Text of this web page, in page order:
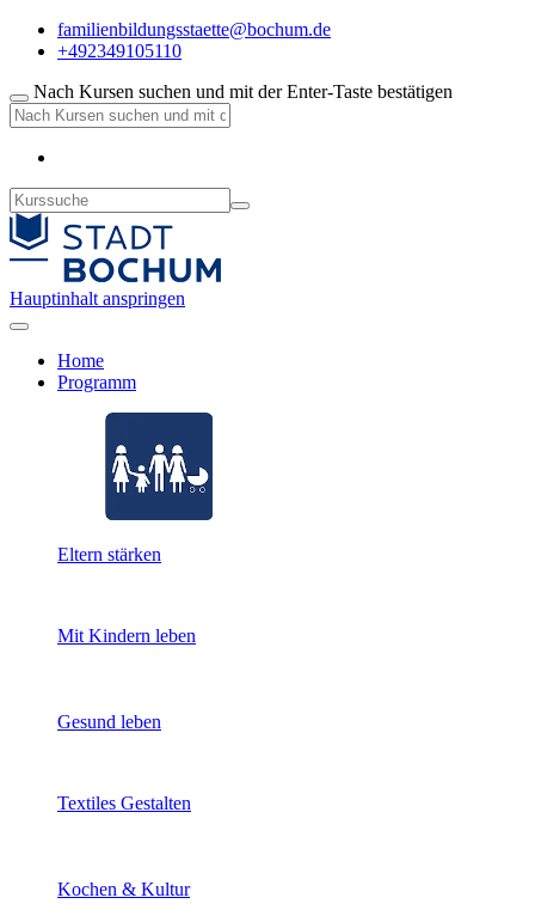
familienbildungsstaette@bochum.de
+492349105110
Nach Kursen suchen und mit der Enter-Taste bestätigen
Hauptinhalt anspringen
Home
Programm
Eltern stärken
Mit Kindern leben
Gesund leben
Textiles Gestalten
Kochen & Kultur